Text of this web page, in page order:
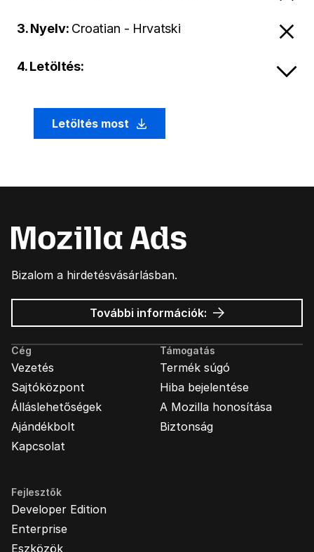
3. Nyelv: Croatian - Hrvatski
4. Letöltés:
Letöltés most
Bizalom a hirdetésvásárlásban.
További információk: Mozilla
hirdetések
Cég
Vezetés
Sajtóközpont
Álláslehetőségek
Ajándékbolt
Kapcsolat
Támogatás
Termék súgó
Hiba bejelentése
A Mozilla honosítása
Biztonság
Fejlesztők
Developer Edition
Enterprise
Eszközök